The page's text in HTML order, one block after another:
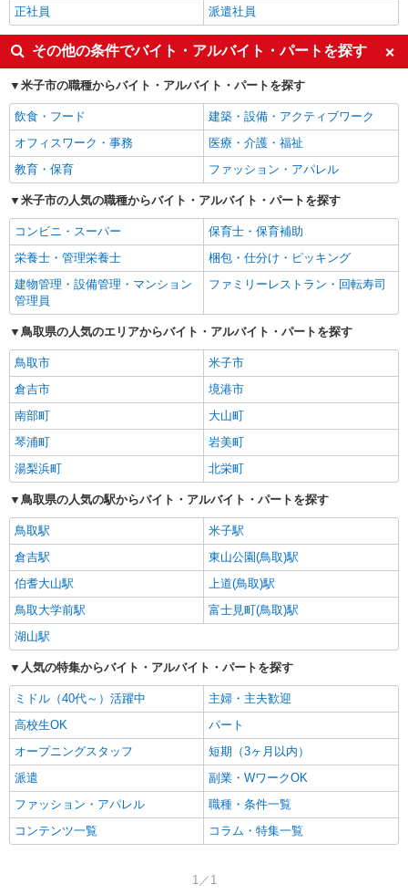
正社員
派遣社員
その他の条件でバイト・アルバイト・パートを探す
米子市の職種からバイト・アルバイト・パートを探す
飲食・フード
建築・設備・アクティブワーク
オフィスワーク・事務
医療・介護・福祉
教育・保育
ファッション・アパレル
米子市の人気の職種からバイト・アルバイト・パートを探す
コンビニ・スーパー
保育士・保育補助
栄養士・管理栄養士
梱包・仕分け・ピッキング
建物管理・設備管理・マンション
管理員
ファミリーレストラン・回転寿司
鳥取県の人気のエリアからバイト・アルバイト・パートを探す
鳥取市
米子市
倉吉市
境港市
南部町
大山町
琴浦町
岩美町
湯梨浜町
北栄町
鳥取県の人気の駅からバイト・アルバイト・パートを探す
鳥取駅
米子駅
倉吉駅
東山公園(鳥取)駅
伯耆大山駅
上道(鳥取)駅
鳥取大学前駅
富士見町(鳥取)駅
湖山駅
人気の特集からバイト・アルバイト・パートを探す
ミドル（40代～）活躍中
主婦・主夫歓迎
高校生OK
パート
オープニングスタッフ
短期（3ヶ月以内）
派遣
副業・WワークOK
ファッション・アパレル
職種・条件一覧
コンテンツ一覧
コラム・特集一覧
1／1